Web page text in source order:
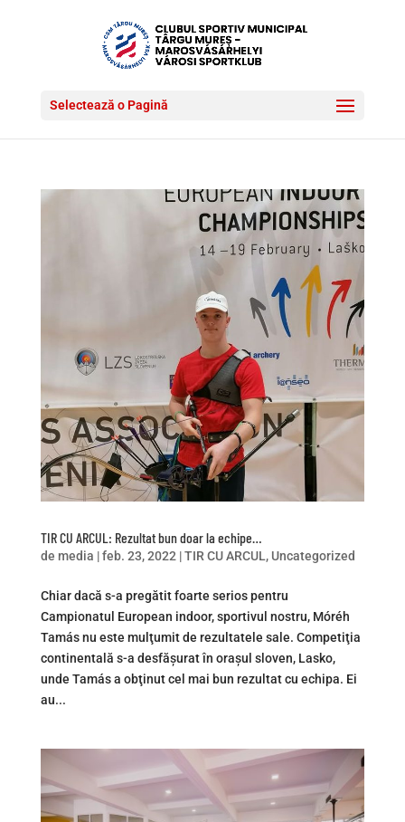
Selectează o Pagină
TIR CU ARCUL: Rezultat bun doar la echipe…
de media |feb. 23, 2022 |TIR CU ARCUL, Uncategorized
Chiar dacă s-a pregătit foarte serios pentru
Campionatul European indoor, sportivul nostru, Móréh
Tamás nu este mulţumit de rezultatele sale. Competiţia
continentală s-a desfăşurat în oraşul sloven, Lasko,
unde Tamás a obţinut cel mai bun rezultat cu echipa. Ei
au...